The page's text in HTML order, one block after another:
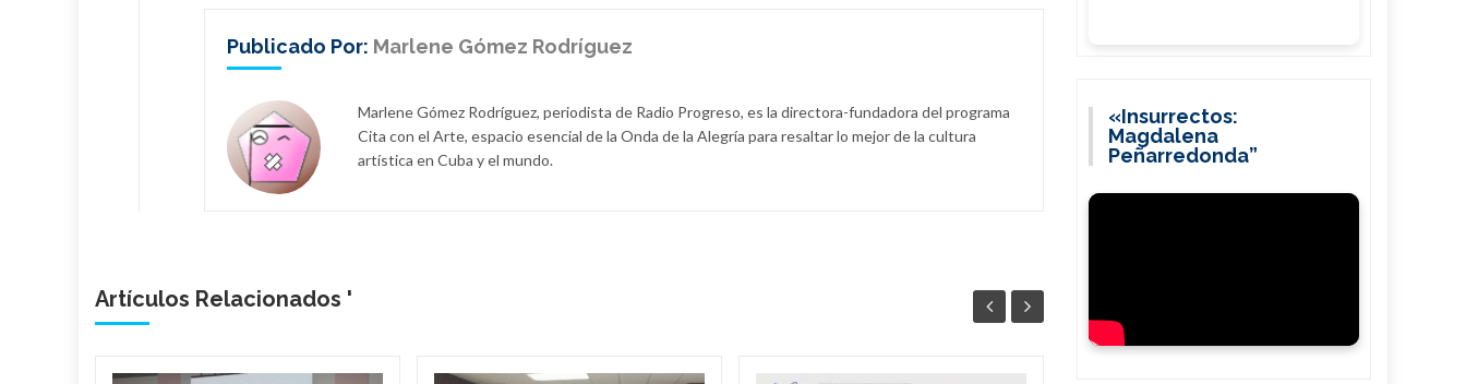
Publicado Por: Marlene Gómez Rodríguez
Marlene Gómez Rodríguez, periodista de Radio Progreso, es la directora-fundadora del programa
Cita con el Arte, espacio esencial de la Onda de la Alegría para resaltar lo mejor de la cultura
artística en Cuba y el mundo.
Artículos Relacionados '
«Insurrectos:
Magdalena
Peñarredonda”